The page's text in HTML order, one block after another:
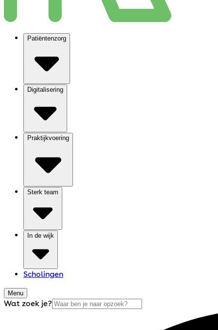
Patiëntenzorg
Digitalisering
Praktijkvoering
Sterk team
In de wijk
Scholingen
Menu
Wat zoek je?